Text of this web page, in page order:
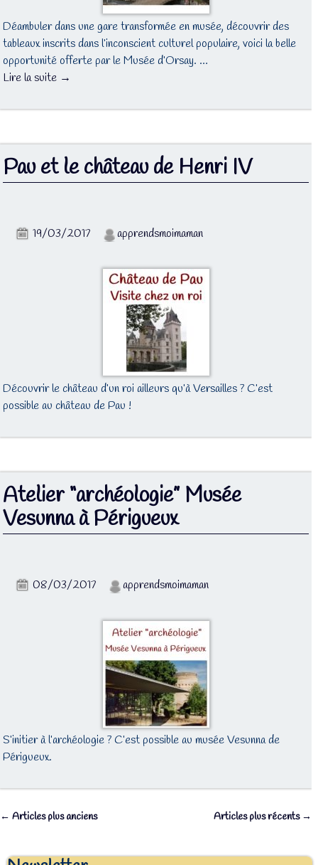
Déambuler dans une gare transformée en musée, découvrir des
tableaux inscrits dans l’inconscient culturel populaire, voici la belle
opportunité offerte par le Musée d’Orsay. …
Lire la suite →
Pau et le château de Henri IV
19/03/2017 apprendsmoimaman
Découvrir le château d’un roi ailleurs qu’à Versailles ? C’est
possible au château de Pau !
Atelier “archéologie” Musée
Vesunna à Périgueux
08/03/2017 apprendsmoimaman
S’initier à l’archéologie ? C’est possible au musée Vesunna de
Périgueux.
← Articles plus anciens Articles plus récents →